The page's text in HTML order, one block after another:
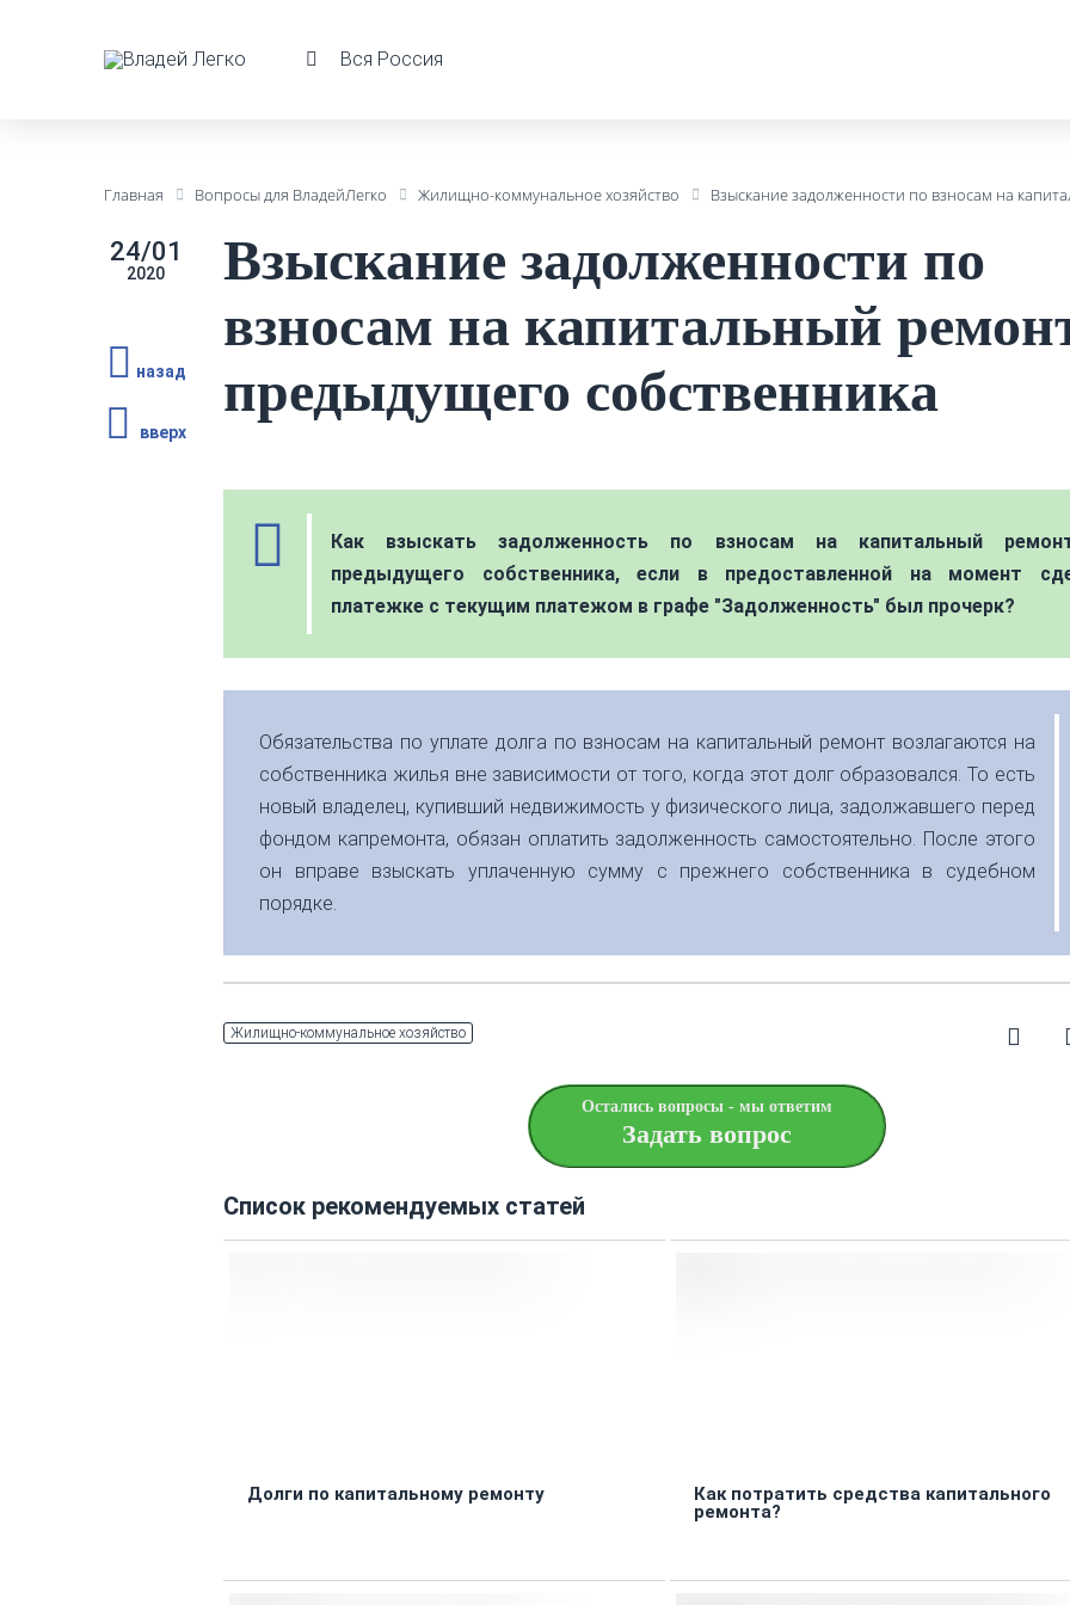
Вся Россия
Главная Вопросы для ВладейЛегко Жилищно-коммунальное хозяйство Взыскание задолженности по взносам на
24/01
2020
назад
вверх
Взыскание задолженности по
взносам на капитальный
предыдущего собственника
Как взыскать задолженность по взносам на капитальный
предыдущего собственника, если в предоставленной на момент
платежке с текущим платежом в графе "Задолженность" был прочерк?
Обязательства по уплате долга по взносам на капитальный ремонт возлагаются на
собственника жилья вне зависимости от того, когда этот долг образовался. То есть
новый владелец, купивший недвижимость у физического лица, задолжавшего перед
фондом капремонта, обязан оплатить задолженность самостоятельно. После этого
он вправе взыскать уплаченную сумму с прежнего собственника в судебном
порядке.
Жилищно-коммунальное хозяйство
Остались вопросы - мы ответим
Задать вопрос
Список рекомендуемых статей
Долги по капитальному ремонту
Как потратить средства капитального
ремонта?